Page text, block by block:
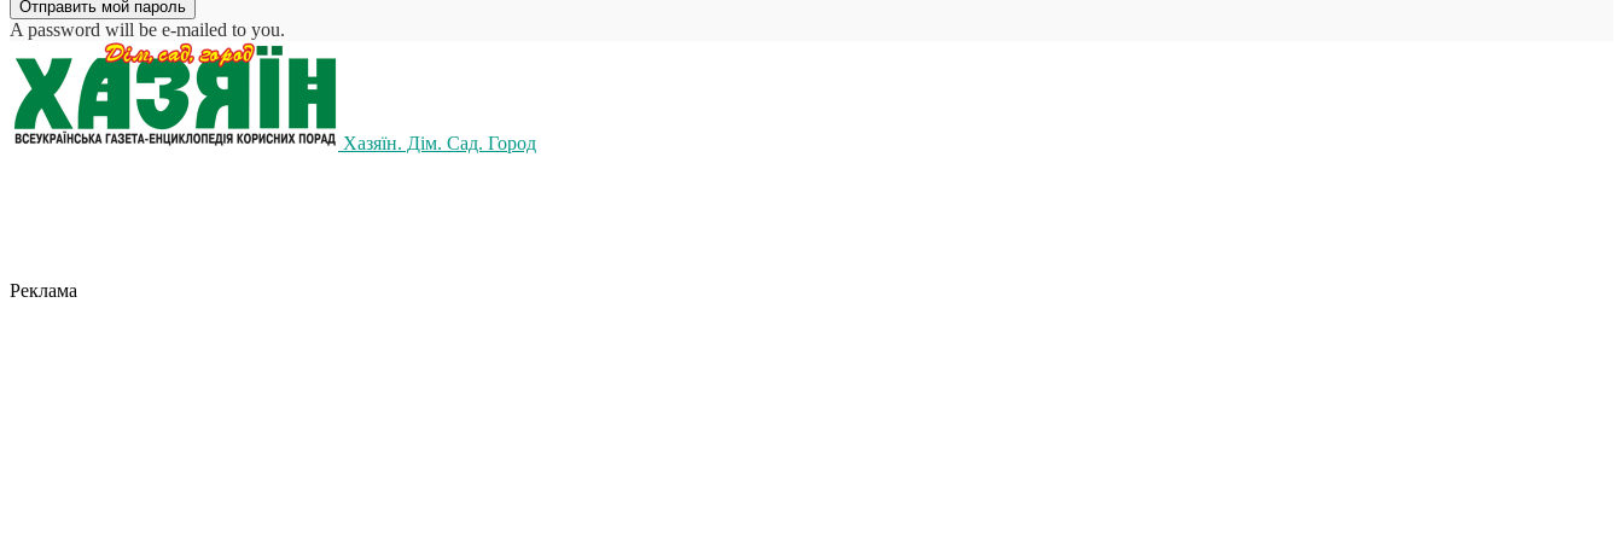
A password will be e-mailed to you.
Хазяїн. Дім. Сад. Город
Реклама